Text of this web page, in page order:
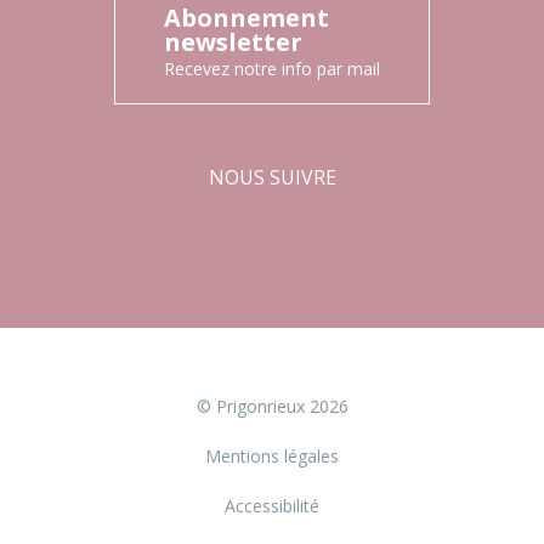
Abonnement
newsletter
Recevez notre info par mail
NOUS SUIVRE
© Prigonrieux 2026
Mentions légales
Accessibilité